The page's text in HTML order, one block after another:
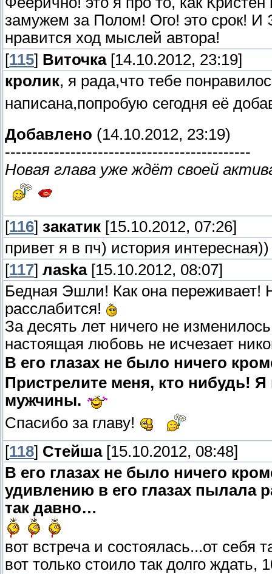
замужем за Полом! Ого! это срок!
нравится ход мыслей автора!
[115] Виточка[14.10.2012, 23:19]
кролик, я рада,что тебе
написана,попробую сегодня её
Добавлено (14.10.2012, 23:19)
---------------------------------------------
Новая глава уже ждёт своей
[116] закатик [15.10.2012, 07:26]
привет я в пч) история интересная))
[117] лаska[15.10.2012, 08:07]
Бедная Эшли! Как она переживает!
расслабится!
За десять лет ничего не
настоящая любовь не исчезает
В его глазах не было ничего
Пристрелите меня, кто нибудь! Я
мужчины.
Спасибо за главу!
[118] Стейша[15.10.2012, 08:48]
В его глазах не было ничего
удивлению в его глазах пылала
так давно…
вот встреча и состоялась...от себя
вот только стоило так долго ждать,